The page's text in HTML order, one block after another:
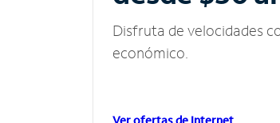
Disfruta de velocidades
económico.